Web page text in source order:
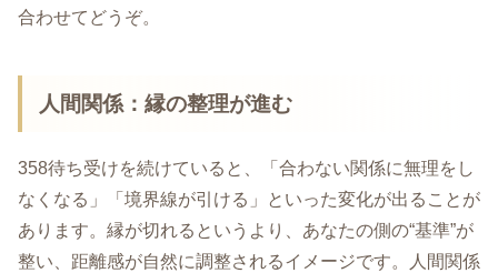
合わせてどうぞ。
人間関係：縁の整理が進む
358待ち受けを続けていると、「合わない関係に無理をし
なくなる」「境界線が引ける」といった変化が出ることが
あります。縁が切れるというより、あなたの側の“基準”が
整い、距離感が自然に調整されるイメージです。人間関係